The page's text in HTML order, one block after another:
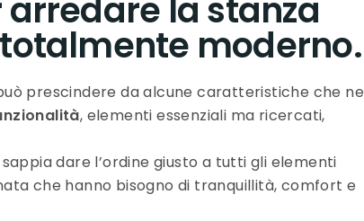
la stanza
moderno.
prescindere da alcune caratteristiche che ne
, elementi essenziali ma ricercati,
dare l’ordine giusto a tutti gli elementi
che hanno bisogno di tranquillità, comfort e